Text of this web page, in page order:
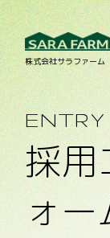
株式会社サラファーム
ENTRY
採用
ォー